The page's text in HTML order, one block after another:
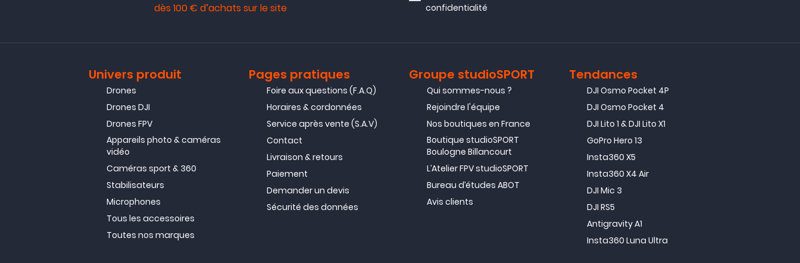
dès 100 € d’achats sur le site
confidentialité
Univers produit
Drones
Drones DJI
Drones FPV
Appareils photo & caméras
vidéo
Caméras sport & 360
Stabilisateurs
Microphones
Tous les accessoires
Toutes nos marques
Pages pratiques
Foire aux questions (F.A.Q)
Horaires & cordonnées
Service après vente (S.A.V)
Contact
Livraison & retours
Paiement
Demander un devis
Sécurité des données
Groupe studioSPORT
Qui sommes-nous ?
Rejoindre l'équipe
Nos boutiques en France
Boutique studioSPORT
Boulogne Billancourt
L’Atelier FPV studioSPORT
Bureau d’études ABOT
Avis clients
Tendances
DJI Osmo Pocket 4P
DJI Osmo Pocket 4
DJI Lito 1 & DJI Lito X1
GoPro Hero 13
Insta360 X5
Insta360 X4 Air
DJI Mic 3
DJI RS5
Antigravity A1
Insta360 Luna Ultra